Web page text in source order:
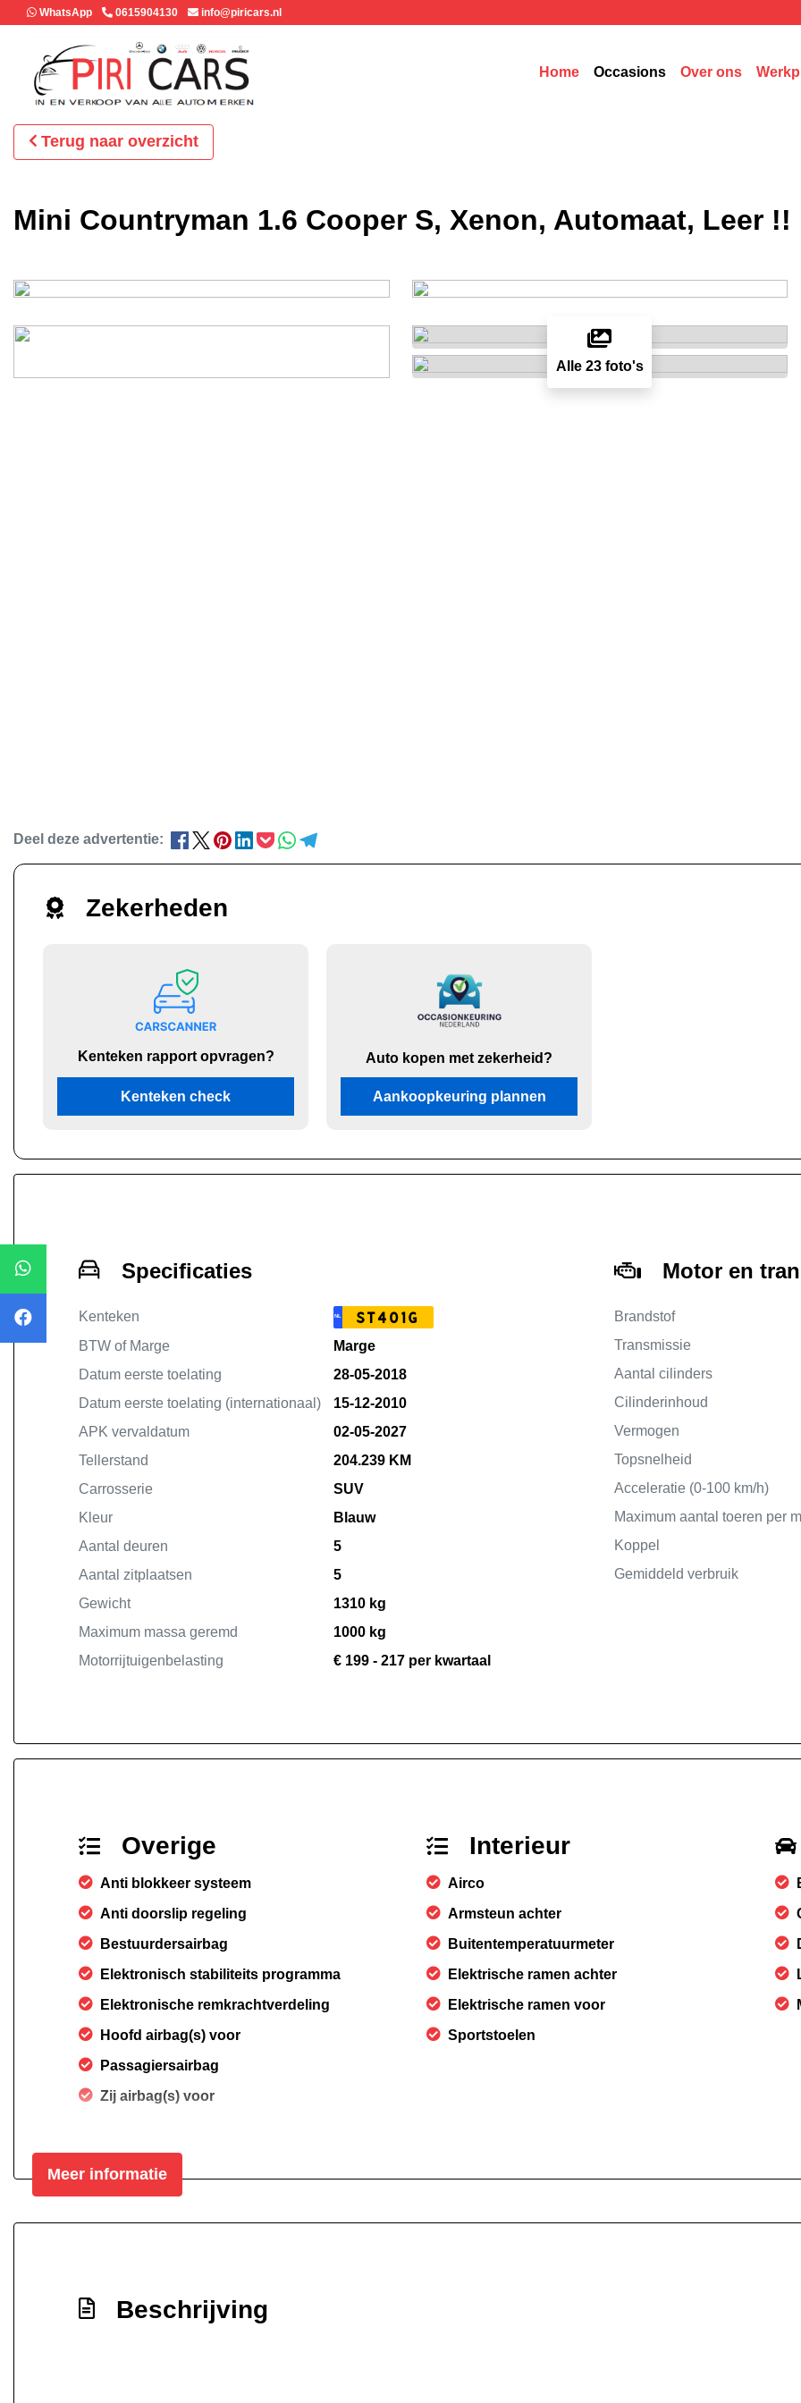
WhatsApp 0615904130 info@piricars.nl
Home Occasions Over ons
Terug naar overzicht
Mini Countryman 1.6 Cooper S, Xenon, Automaat, Leer !!
Alle 23 foto's
Deel deze advertentie:
Zekerheden
Kenteken rapport opvragen?
Kenteken check
Auto kopen met zekerheid?
Aankoopkeuring plannen
Specificaties
Kenteken NL ST401G
BTW of Marge
Marge
Datum eerste toelating
28-05-2018
Datum eerste toelating (internationaal)
15-12-2010
APK vervaldatum
02-05-2027
Tellerstand
204.239 KM
Carrosserie
SUV
Kleur
Blauw
Aantal deuren
5
Aantal zitplaatsen
5
Gewicht
1310 kg
Maximum massa geremd
1000 kg
Motorrijtuigenbelasting
€ 199 - 217 per kwartaal
Motor en
Brandstof
Transmissie
Aantal cilinders
Cilinderinhoud
Vermogen
Topsnelheid
Acceleratie (0-100 km/h)
Maximum aantal toeren per
Koppel
Gemiddeld verbruik
Overige
Anti blokkeer systeem
Anti doorslip regeling
Bestuurdersairbag
Elektronisch stabiliteits programma
Elektronische remkrachtverdeling
Hoofd airbag(s) voor
Passagiersairbag
Zij airbag(s) voor
Interieur
Airco
Armsteun achter
Buitentemperatuurmeter
Elektrische ramen achter
Elektrische ramen voor
Sportstoelen
Meer informatie
Beschrijving